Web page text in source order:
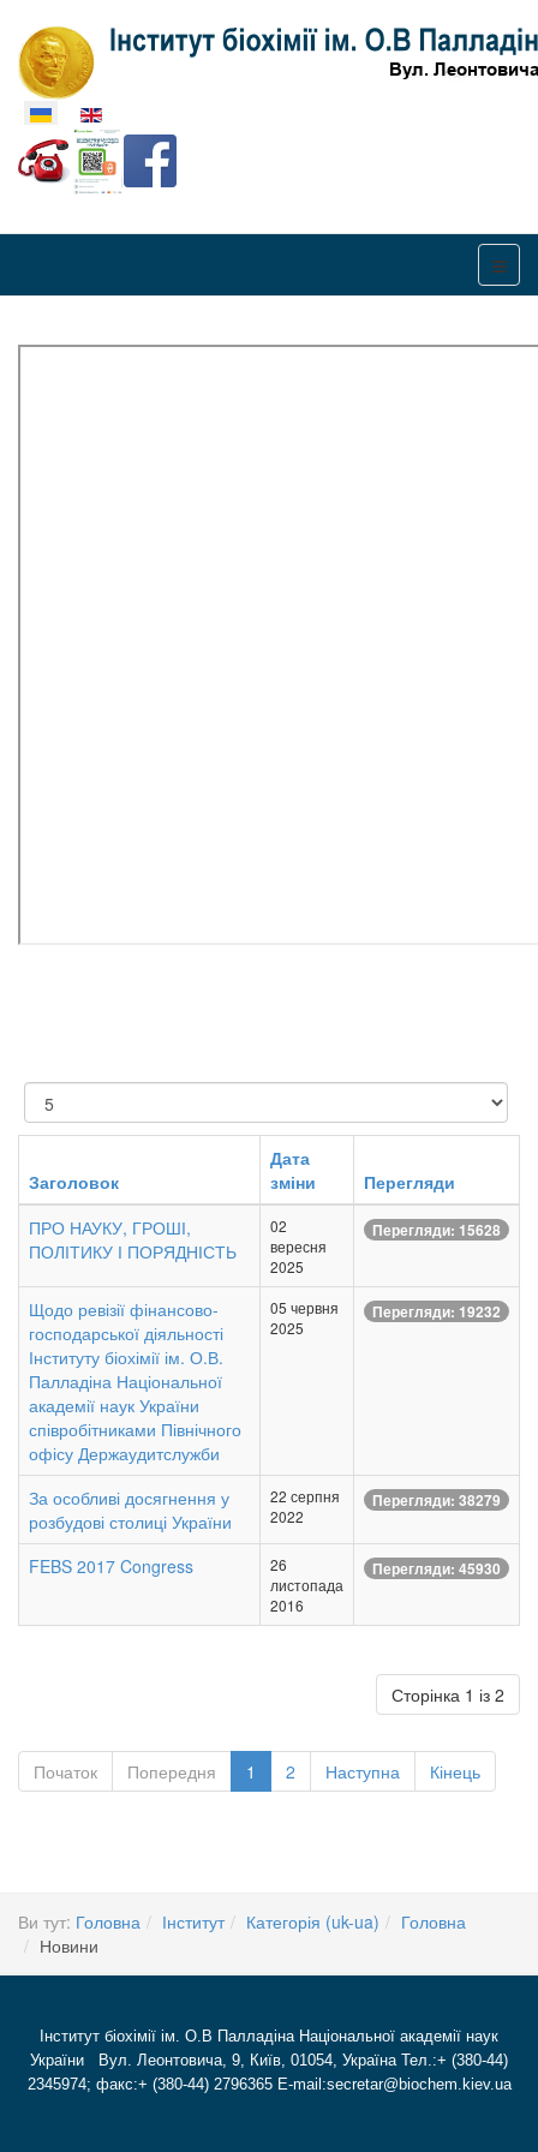
Оберіть свою мову
Показувати
Заголовок
Дата
зміни
Перегляди
ПРО НАУКУ, ГРОШІ,
ПОЛІТИКУ І ПОРЯДНІСТЬ
02
вересня
2025
Перегляди: 15628
Щодо ревізії фінансово-
господарської діяльності
Інституту біохімії ім. О.В.
Палладіна Національної
академії наук України
співробітниками Північного
офісу Держаудитслужби
05 червня
2025
Перегляди: 19232
За особливі досягнення у
розбудові столиці України
22 серпня
2022
Перегляди: 38279
FEBS 2017 Congress
26
листопада
2016
Перегляди: 45930
Сторінка 1 із 2
Початок Попередня 1 2 Наступна Кінець
Ви тут: Головна Інститут Категорія (uk-ua)
Головна
Новини
Інститут біохімії ім. О.В Палладіна Національної академії наук
України Вул. Леонтовича, 9, Київ, 01054, Україна Тел.:+ (380-44)
2345974; факс:+ (380-44) 2796365 E-mail:secretar@biochem.kiev.ua